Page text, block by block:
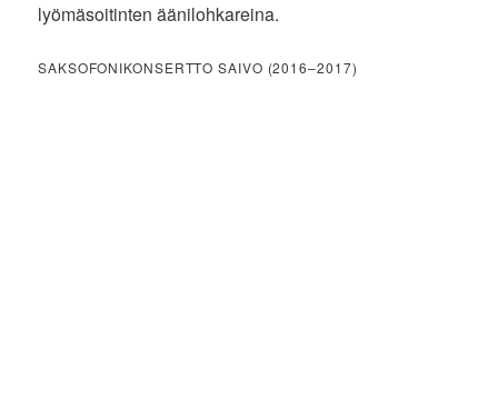
lyömäsoitinten äänilohkareina.
SAKSOFONIKONSERTTO SAIVO (2016–2017)